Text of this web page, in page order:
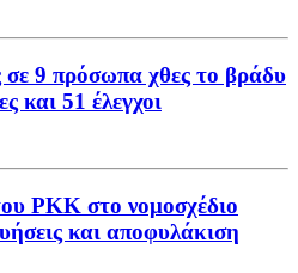
σε 9 πρόσωπα χθες το βράδυ
και 51 έλεγχοι
PKK στο νομοσχέδιο
και αποφυλάκιση